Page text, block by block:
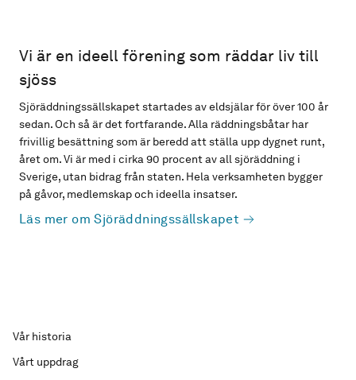
Vi är en ideell förening som räddar liv till
sjöss
Sjöräddningssällskapet startades av eldsjälar för över 100 år
sedan. Och så är det fortfarande. Alla räddningsbåtar har
frivillig besättning som är beredd att ställa upp dygnet runt,
året om. Vi är med i cirka 90 procent av all sjöräddning i
Sverige, utan bidrag från staten. Hela verksamheten bygger
på gåvor, medlemskap och ideella insatser.
Läs mer om Sjöräddningssällskapet
Vår historia
Vårt uppdrag